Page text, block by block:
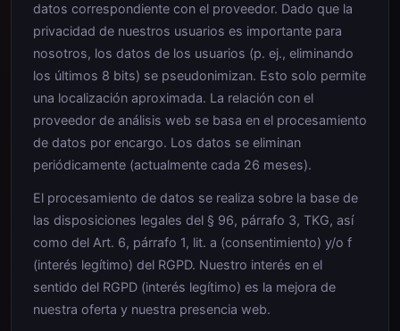
datos correspondiente con el proveedor. Dado que la
privacidad de nuestros usuarios es importante para
nosotros, los datos de los usuarios (p. ej., eliminando
los últimos 8 bits) se pseudonimizan. Esto solo permite
una localización aproximada. La relación con el
proveedor de análisis web se basa en el procesamiento
de datos por encargo. Los datos se eliminan
periódicamente (actualmente cada 26 meses).
El procesamiento de datos se realiza sobre la base de
las disposiciones legales del § 96, párrafo 3, TKG, así
como del Art. 6, párrafo 1, lit. a (consentimiento) y/o f
(interés legítimo) del RGPD. Nuestro interés en el
sentido del RGPD (interés legítimo) es la mejora de
nuestra oferta y nuestra presencia web.